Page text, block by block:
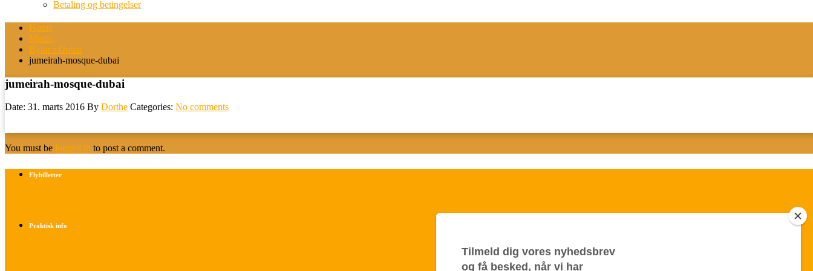
Betaling og betingelser
Home
Medie
Bytur i Dubai
jumeirah-mosque-dubai
jumeirah-mosque-dubai
Date: 31. marts 2016 By Dorthe Categories: No comments
You must be logged in to post a comment.
Flybilletter
Praktisk info